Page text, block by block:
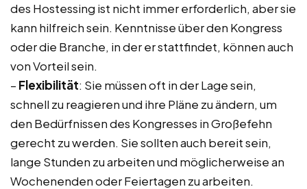
des Hostessing ist nicht immer erforderlich, aber sie
kann hilfreich sein. Kenntnisse über den Kongress
oder die Branche, in der er stattfindet, können auch
von Vorteil sein.
– Flexibilität: Sie müssen oft in der Lage sein,
schnell zu reagieren und ihre Pläne zu ändern, um
den Bedürfnissen des Kongresses in Großefehn
gerecht zu werden. Sie sollten auch bereit sein,
lange Stunden zu arbeiten und möglicherweise an
Wochenenden oder Feiertagen zu arbeiten.